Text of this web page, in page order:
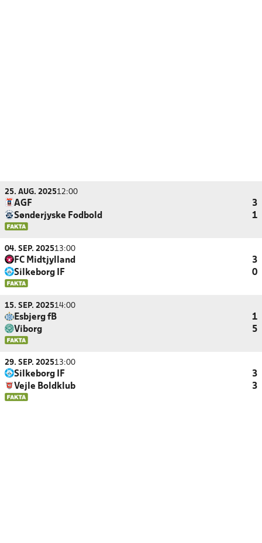
25. AUG. 202512:00
AGF
3
Sønderjyske Fodbold
1
04. SEP. 202513:00
FC Midtjylland
3
Silkeborg IF
0
15. SEP. 202514:00
Esbjerg fB
1
Viborg
5
29. SEP. 202513:00
Silkeborg IF
3
Vejle Boldklub
3